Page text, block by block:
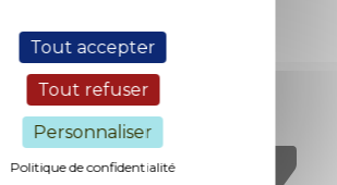
Tout accepter
Tout refuser
Personnaliser
Politique de confidentialité